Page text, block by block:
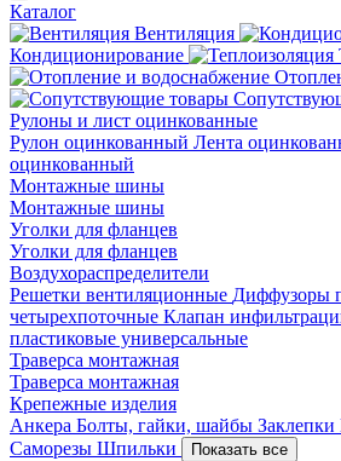
Каталог
Вентиляция
Кондиционирование
Рулоны и лист оцинкованные
Рулон оцинкованный Лента
оцинкованный
Монтажные шины
Монтажные шины
Уголки для фланцев
Уголки для фланцев
Воздухораспределители
Решетки вентиляционные Диффузоры
четырехпоточные Клапан
пластиковые универсальные
Траверса монтажная
Траверса монтажная
Крепежные изделия
Анкера Болты, гайки, шайбы Заклепки
Саморезы Шпильки Показать все